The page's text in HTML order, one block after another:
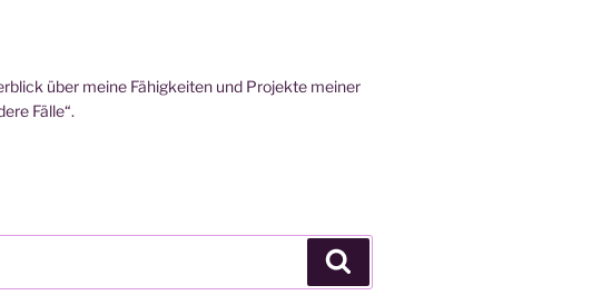
über meine Fähigkeiten und Projekte meiner
Fälle“.